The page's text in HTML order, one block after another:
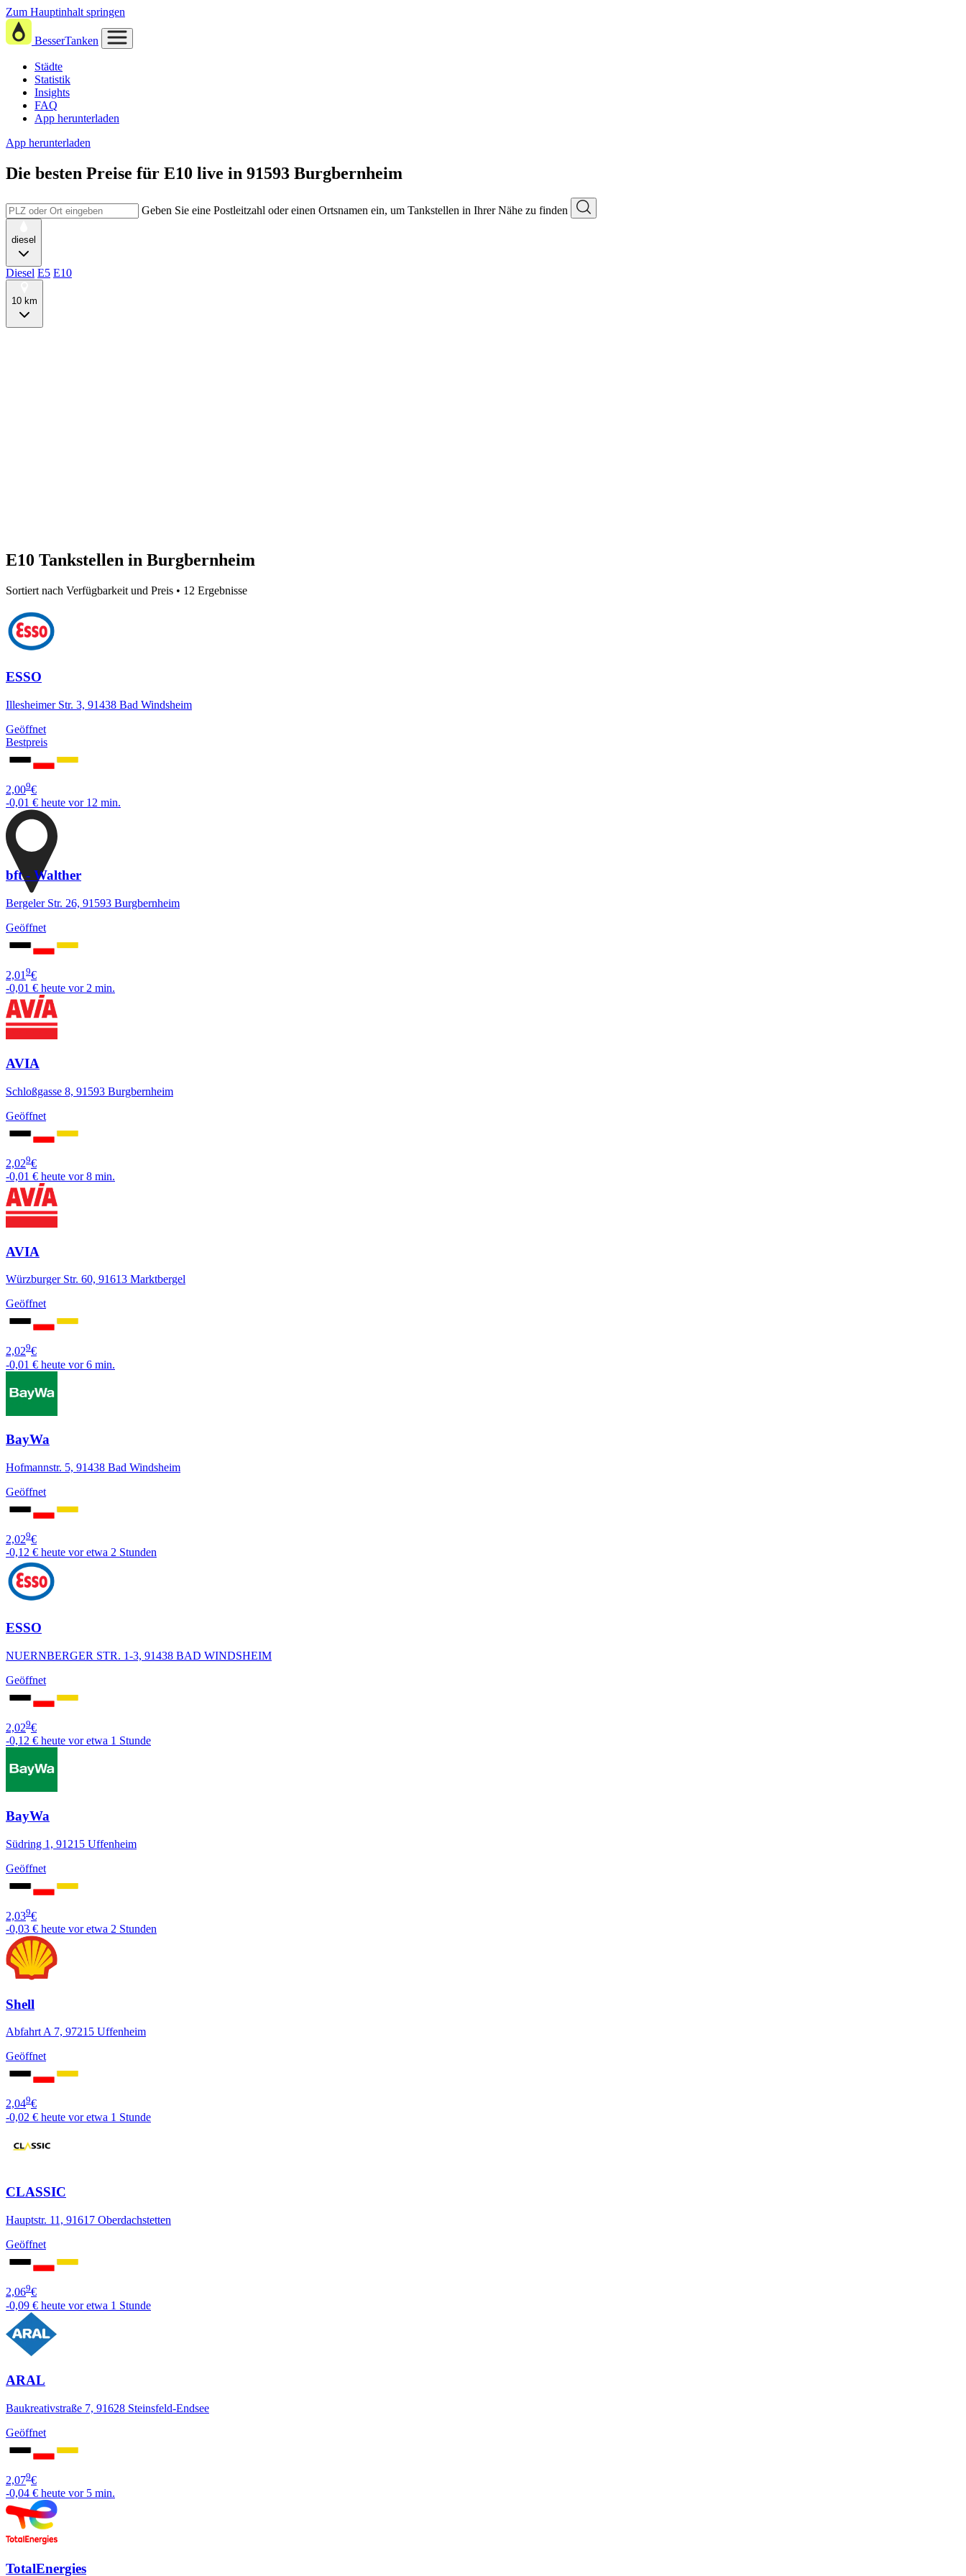
Zum Hauptinhalt springen
BesserTanken
Städte
Statistik
Insights
FAQ
App herunterladen
App herunterladen
Die besten Preise für E10 live in 91593 Burgbernheim
Geben Sie eine Postleitzahl oder einen Ortsnamen ein, um Tankstellen in Ihrer Nähe zu finden
diesel
Diesel E5 E10
10 km
E10 Tankstellen in Burgbernheim
Sortiert nach Verfügbarkeit und Preis • 12 Ergebnisse
ESSO
Illesheimer Str. 3, 91438 Bad Windsheim
Geöffnet
Bestpreis
2,009€
-0,01 € heute vor 12 min.
bft - Walther
Bergeler Str. 26, 91593 Burgbernheim
Geöffnet
2,01 9€
-0,01 € heute vor 2 min.
AVIA
Schloßgasse 8, 91593 Burgbernheim
Geöffnet
2,029€
-0,01 € heute vor 8 min.
AVIA
Würzburger Str. 60, 91613 Marktbergel
Geöffnet
2,029€
-0,01 € heute vor 6 min.
BayWa
Hofmannstr. 5, 91438 Bad Windsheim
Geöffnet
2,029€
-0,12 € heute vor etwa 2 Stunden
ESSO
NUERNBERGER STR. 1-3, 91438 BAD WINDSHEIM
Geöffnet
2,029€
-0,12 € heute vor etwa 1 Stunde
BayWa
Südring 1, 91215 Uffenheim
Geöffnet
2,039€
-0,03 € heute vor etwa 2 Stunden
Shell
Abfahrt A 7, 97215 Uffenheim
Geöffnet
2,049€
-0,02 € heute vor etwa 1 Stunde
CLASSIC
Hauptstr. 11, 91617 Oberdachstetten
Geöffnet
2,069€
-0,09 € heute vor etwa 1 Stunde
ARAL
Baukreativstraße 7, 91628 Steinsfeld-Endsee
Geöffnet
2,079€
-0,04 € heute vor 5 min.
TotalEnergies